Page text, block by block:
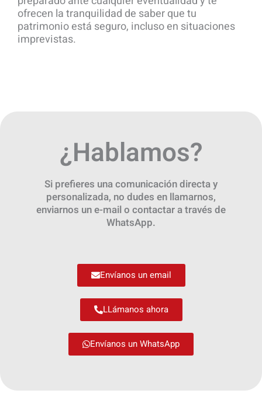
ofrecen la tranquilidad de saber que tu
patrimonio está seguro, incluso en situaciones
imprevistas.
¿Hablamos?
Si prefieres una comunicación directa y
personalizada, no dudes en llamarnos,
enviarnos un e-mail o contactar a través de
WhatsApp.
Envíanos un email
LLámanos ahora
Envíanos un WhatsApp